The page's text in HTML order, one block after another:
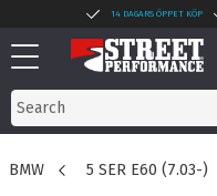
Menu
14 DAGARS ÖPPET KÖP
BMW 5 SER E60 (7.03-)